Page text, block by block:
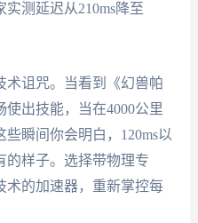
测延迟从210ms降至
术诅咒。当看到《幻兽帕
出技能，当在4000公里
瞬间你会明白，120ms以
的样子。选择带物理专
术的加速器，重新掌控每